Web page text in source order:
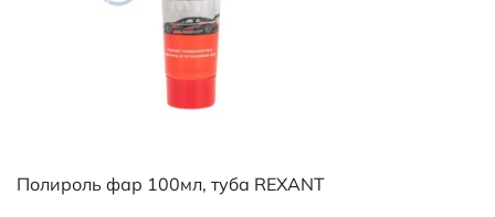
Полироль фар 100мл, туба REXANT